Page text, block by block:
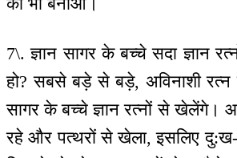
7\. ज्ञान सागर के बच्चे सदा ज्ञान
हो? सबसे बड़े से बड़े, अविनाशी रत्न
सागर के बच्चे ज्ञान रत्नों से खेलेंगे।
रहे और पत्थरों से खेला, इसलिए